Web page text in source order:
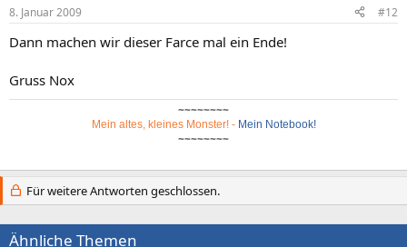
8. Januar 2009 #12
Dann machen wir dieser Farce mal ein Ende!
Gruss Nox
~~~~~~~~
Mein altes, kleines Monster!- Mein Notebook!
~~~~~~~~
Für weitere Antworten geschlossen.
Ähnliche Themen